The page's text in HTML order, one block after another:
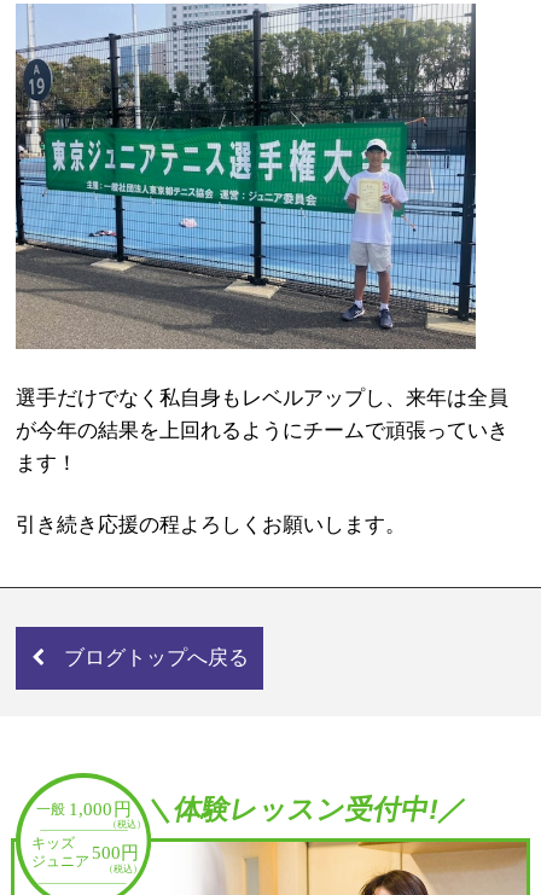
選手だけでなく私自身もレベルアップし、来年は全員
が今年の結果を上回れるようにチームで頑張っていき
ます！
引き続き応援の程よろしくお願いします。
ブログトップへ戻る
＼体験レッスン受付中!／